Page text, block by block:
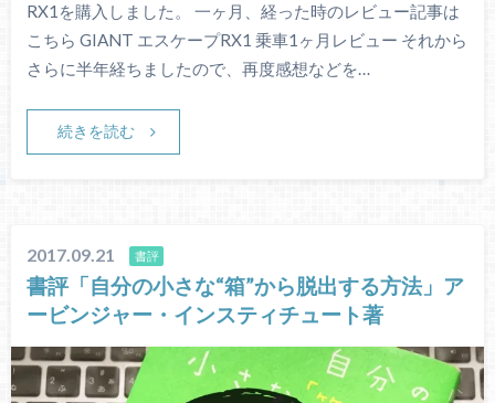
RX1を購入しました。 一ヶ月、経った時のレビュー記事は
こちら GIANT エスケープRX1 乗車1ヶ月レビュー それから
さらに半年経ちましたので、再度感想などを…
続きを読む
2017.09.21 書評
書評「自分の小さな“箱”から脱出する方法」ア
ービンジャー・インスティチュート著